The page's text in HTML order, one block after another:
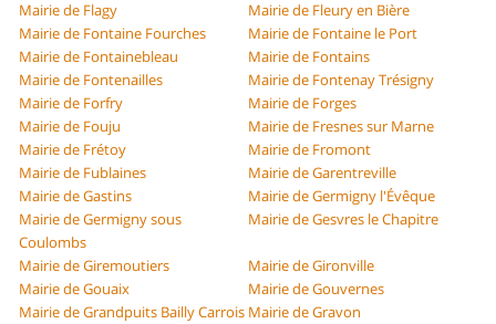
Mairie de Flagy
Mairie de Fleury en Bière
Mairie de Fontaine Fourches
Mairie de Fontaine le Port
Mairie de Fontainebleau
Mairie de Fontains
Mairie de Fontenailles
Mairie de Fontenay Trésigny
Mairie de Forfry
Mairie de Forges
Mairie de Fouju
Mairie de Fresnes sur Marne
Mairie de Frétoy
Mairie de Fromont
Mairie de Fublaines
Mairie de Garentreville
Mairie de Gastins
Mairie de Germigny l'Évêque
Mairie de Germigny sous
Coulombs
Mairie de Gesvres le Chapitre
Mairie de Giremoutiers
Mairie de Gironville
Mairie de Gouaix
Mairie de Gouvernes
Mairie de Grandpuits Bailly Carrois Mairie de Gravon